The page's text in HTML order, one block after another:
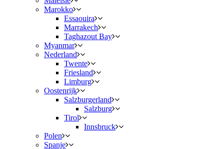
Marokko
Essaouira
Marrakech
Taghazout Bay
Myanmar
Nederland
Twente
Friesland
Limburg
Oostenrijk
Salzburgerland
Salzburg
Tirol
Innsbruck
Polen
Spanje